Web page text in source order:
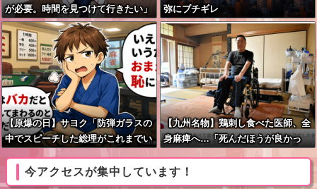
が必要。時間を見つけて行きたい」
弥にブチギレ
【原爆の日】サヨク「防弾ガラスの
中でスピーチした総理がこれまでい
たんだろうか。オバマ大統領でさ
え、防弾ガラスなんてなかった！」
→石破茂＆オバマ大統領も使ってま
【九州名物】鶏刺し食べた医師、全
身麻痺へ…「死んだほうが良かっ
今アクセスが集中しています！